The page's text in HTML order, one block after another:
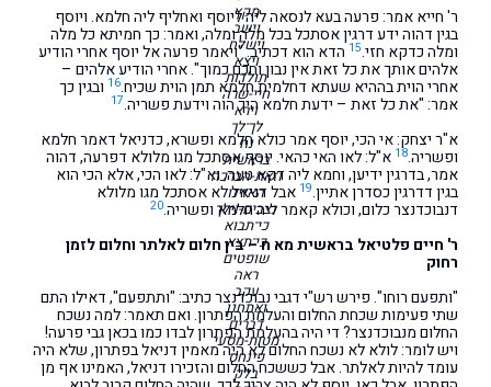
מקץ
וישב
וישלח
ויצא
תולדות
חיי-שרה
וירא
לך־לך
נח
בראשית
וזאת-הברכה
האזינו
נצבים-וילך
כי־תבוא
כי־תצא
שופטים
ראה
עקב
ואתחנן
דברים
מטות-מסעי
פינחס
בלק
ר' חייא אמר: פרעה בעא לנסאה ליה ליוסף ואחליף ליה חלמא. ויוסף
בגין דהוה ידע דרגין אסתכל בכל מלה ומלה, ואמר: כך חמיתא כל מלה
ומלה כדקא חזי.15 הדא הוא דכתיב: "ויאמר פרעה אל יוסף אחרי הודיע
אלהים אותך את כל זאת אין נבון וחכם כמוך". אחרי הודיע אלהים –
אחרי הוית בההיא שעתא דחלמית חלמא תמן הוית שכיח.16 ובגין כך
אמר: "את כל זאת – ידעת חלמא היך הוה וידעת פשריה.17
א"ר יצחק: אי הכי, יוסף אמר כולא חלמא ופשרא, כדניאל דאמר חלמא
ופשריה.18 א"ל: לאו האי כהאי. יוסף אסתכל מגו מלולא דפרעה, דהוה
אמר, בדרגין ידיען, וחמא ליה דקא טעה, וא"ל: לאו הכי, אלא הכי הוא
בגין דדרגין כסדרן אתיין.19 אבל דניאל לא אסתכל מגו מלולא
דנבוכדנצר כלום, וכולא קאמר ליה חלמא ופשריה.20
ר' חיים פלטיאל בראשית מא ח – בין חלום לאלתר וחלום לזמן
רחוק
"ותפעם רוחו". פירש רש"י דגבי נבוכדנצר כתיב: "ותתפעם", דאילו התם
שתי פעימות שכחת החלום והעלמת הפתרון. ואם תאמר: למה נשכח
החלום מנבוכדנצר? די היה בהעלמת הפתרון לבדו כמו בכאן גבי פרעה!
ויש לומר: לולא לא נשכח החלום לא היה מאמין דניאל בפתרון, שלא היה
עומד להיות לאלתר. אבל כששכח החלום והזכירו דניאל, האמינו אף מן